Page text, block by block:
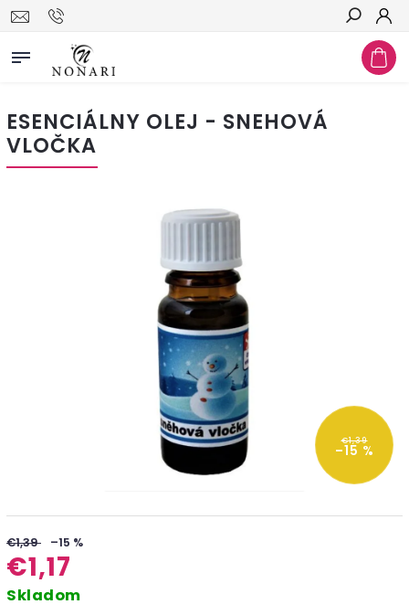
Hľadať
ESENCIÁLNY OLEJ - SNEHOVÁ
VLOČKA
€1,39
–15 %
€1,39 –15 %
€1,17
Skladom